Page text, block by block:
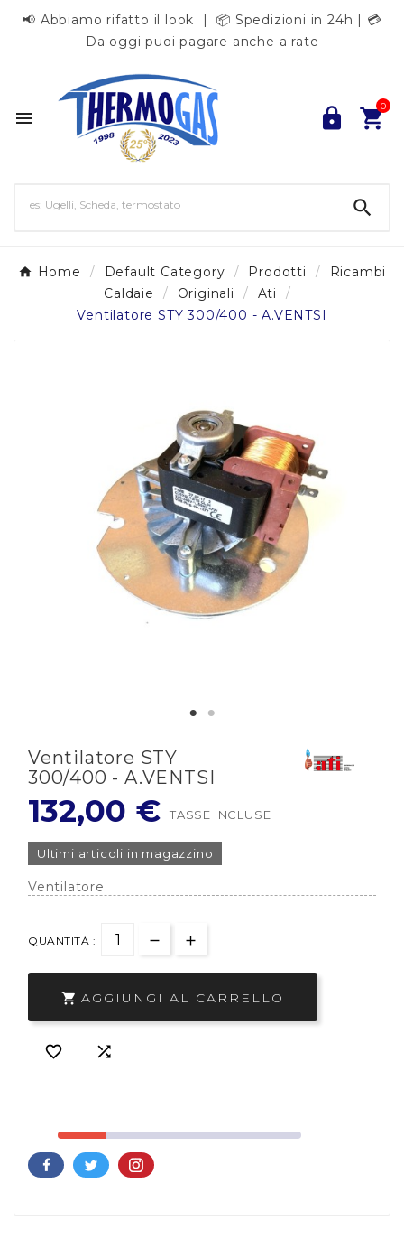
📢 Abbiamo rifatto il look | 📦 Spedizioni in 24h | 💳
Da oggi puoi pagare anche a rate
  
0

Home Default Category Prodotti
Ricambi
Caldaie
Originali
Ati
Ventilatore STY 300/400 - A.VENTSI
Ventilatore STY
300/400 - A.VENTSI
132,00 € TASSE INCLUSE
Ultimi articoli in magazzino
Ventilatore
QUANTITÀ :
 AGGIUNGI AL CARRELLO
 